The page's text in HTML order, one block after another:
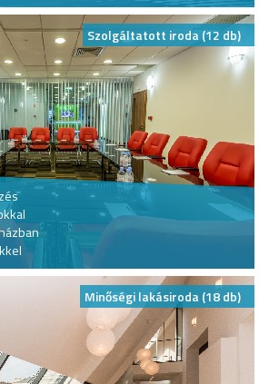
Szolgáltatott iroda (12 db)
Minőségi lakásiroda (18 db)